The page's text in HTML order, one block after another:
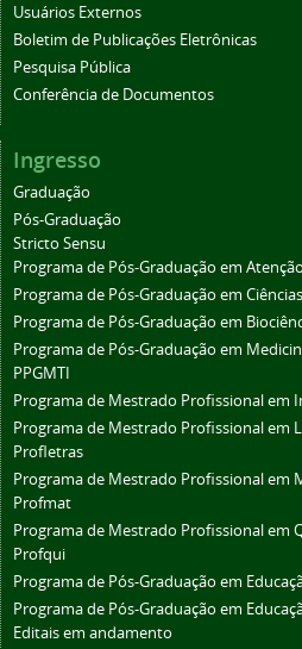
Usuários Externos
Boletim de Publicações Eletrônicas
Pesquisa Pública
Conferência de Documentos
Ingresso
Graduação
Pós-Graduação
Stricto Sensu
Programa de Pós-Graduação em
Programa de Pós-Graduação em
Programa de Pós-Graduação em
Programa de Pós-Graduação em
PPGMTI
Programa de Mestrado Profissional em
Programa de Mestrado Profissional em
Profletras
Programa de Mestrado Profissional em
Profmat
Programa de Mestrado Profissional em
Profqui
Programa de Pós-Graduação em
Programa de Pós-Graduação em
Editais em andamento